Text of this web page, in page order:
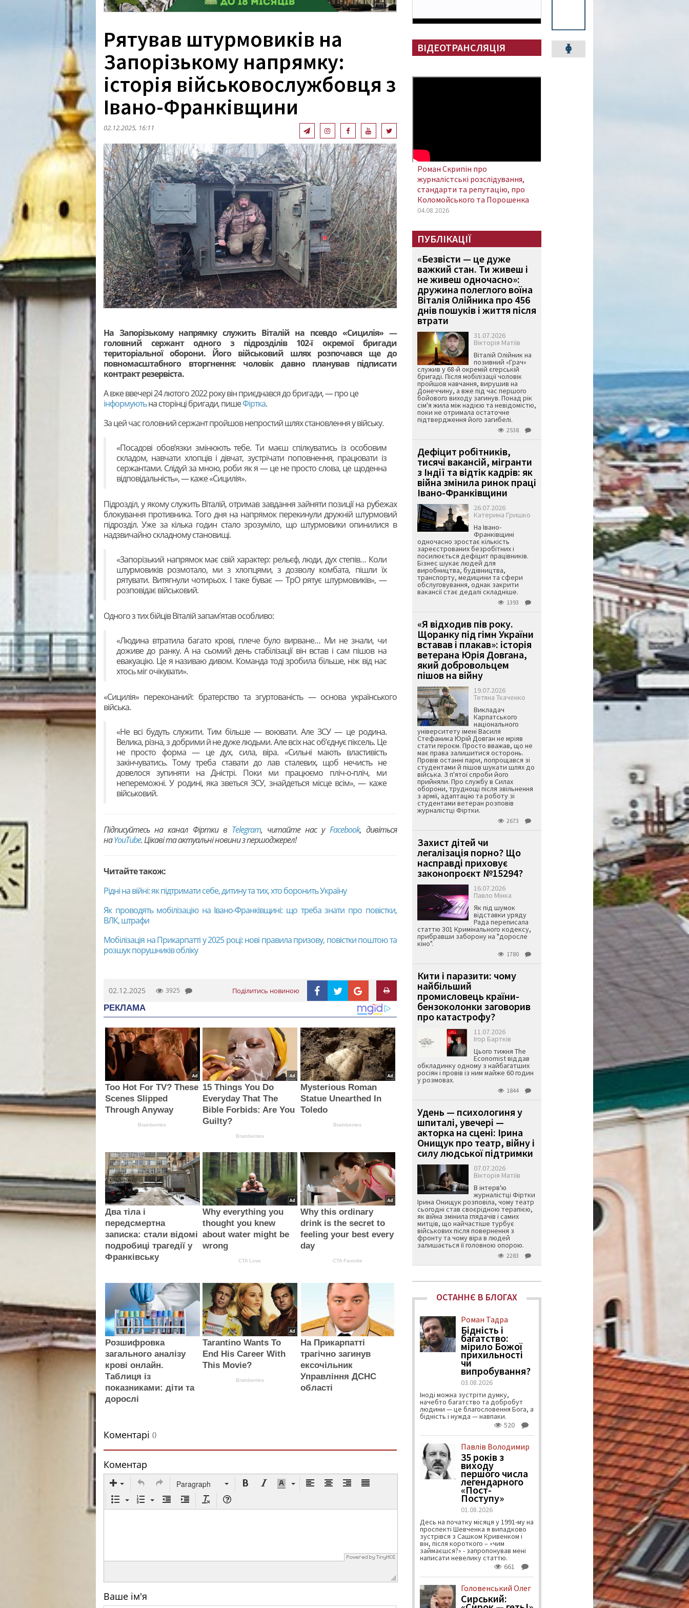
Рятував штурмовиків на
Запорізькому напрямку:
історія військовослужбовця з
Івано-Франківщини
02.12.2025, 16:11
На Запорізькому напрямку служить Віталій на псевдо «Сицилія» —
головний сержант одного з підрозділів 102-ї окремої бригади
територіальної оборони. Його військовий шлях розпочався ще до
повномасштабного вторгнення: чоловік давно планував підписати
контракт резервіста.
А вже ввечері 24 лютого 2022 року він приєднався до бригади, — про це
інформуютьна сторінці бригади, пишеФіртка.
За цей час головний сержант пройшов непростий шлях становлення у війську.
«Посадові обов’язки змінюють тебе. Ти маєш спілкуватись із особовим
складом, навчати хлопців і дівчат, зустрічати поповнення, працювати із
сержантами. Слідуй за мною, роби як я — це не просто слова, це щоденна
відповідальність», — каже «Сицилія».
Підрозділ, у якому служить Віталій, отримав завдання зайняти позиції на рубежах
блокування противника. Того дня на напрямок перекинули дружній штурмовий
підрозділ. Уже за кілька годин стало зрозуміло, що штурмовики опинилися в
надзвичайно складному становищі.
«Запорізький напрямок має свій характер: рельєф, люди, дух степів… Коли
штурмовиків розмотало, ми з хлопцями, з дозволу комбата, пішли їх
рятувати. Витягнули чотирьох. І таке буває — ТрО рятує штурмовиків», —
розповідає військовий.
Одного з тих бійців Віталій запам’ятав особливо:
«Людина втратила багато крові, плече було вирване… Ми не знали, чи
доживе до ранку. А на сьомий день стабілізації він встав і сам пішов на
евакуацію. Це я називаю дивом. Команда тоді зробила більше, ніж від нас
хтось міг очікувати».
«Сицилія» переконаний: братерство та згуртованість — основа українського
війська.
«Не всі будуть служити. Тим більше — воювати. Але ЗСУ — це родина.
Велика, різна, з добрими й не дуже людьми. Але всіх нас об’єднує піксель. Це
не просто форма — це дух, сила, віра. «Сильні мають властивість
закінчуватись. Тому треба ставати до лав сталевих, щоб нечисть не
довелося зупиняти на Дністрі. Поки ми працюємо пліч-о-пліч, ми
непереможні. У родині, яка зветься ЗСУ, знайдеться місце всім», — каже
військовий.
Підписуйтесь на канал Фіртки в Telegram, читайте нас у Facebook, дивіться
наYouTubе. Цікаві та актуальні новини з першоджерел!
Читайте також:
Рідні на війні: як підтримати себе, дитину та тих, хто боронить Україну
Як проводять мобілізацію на Івано-Франківщині: що треба знати про повістки,
ВЛК, штрафи
Мобілізація на Прикарпатті у 2025 році: нові правила призову, повістки поштою та
розшук порушників обліку
02.12.2025 3925 Поділитись новиною
РЕКЛАМА
Too Hot For TV? These
Scenes Slipped
Through Anyway
Brainberries
15 Things You Do
Everyday That The
Bible Forbids: Are You
Guilty?
Brainberries
Mysterious Roman
Statue Unearthed In
Toledo
Brainberries
Два тіла і
передсмертна
записка: стали відомі
подробиці трагедії у
Франківську
Why everything you
thought you knew
about water might be
wrong
CTA Love
Why this ordinary
drink is the secret to
feeling your best every
day
CTA Favorite
Розшифровка
загального аналізу
крові онлайн.
Таблиця із
показниками: діти та
дорослі
Tarantino Wants To
End His Career With
This Movie?
Brainberries
На Прикарпатті
трагічно загинув
ексочільник
Управління ДСНС
області
Коментарі ()
Коментар
Paragraph
Ваше ім'я
ВІДЕОТРАНСЛЯЦІЯ
Роман Скрипін про
журналістські розслідування,
стандарти та репутацію, про
Коломойського та Порошенка
04.08.2026
ПУБЛІКАЦІЇ
«Безвісти — це дуже
важкий стан. Ти живеш і
не живеш одночасно»:
дружина полеглого воїна
Віталія Олійника про 456
днів пошуків і життя після
втрати
31.07.2026
Вікторія Матіїв
Віталій Олійник на
позивний «Грач»
служив у 68-й окремій єгерській
бригаді. Після мобілізації чоловік
пройшов навчання, вирушив на
Донеччину, а вже під час першого
бойового виходу загинув. Понад рік
сім'я жила між надією та невідомістю,
поки не отримала остаточне
підтвердження його загибелі.
2538
Дефіцит робітників,
тисячі вакансій, мігранти
з Індії та відтік кадрів: як
війна змінила ринок праці
Івано-Франківщини
26.07.2026
Катерина Гришко
На Івано-
Франківщині
одночасно зростає кількість
зареєстрованих безробітних і
посилюється дефіцит працівників.
Бізнес шукає людей для
виробництва, будівництва,
транспорту, медицини та сфери
обслуговування, однак закрити
вакансії стає дедалі складніше.
1393
«Я відходив пів року.
Щоранку під гімн України
вставав і плакав»: історія
ветерана Юрія Довгана,
який добровольцем
пішов на війну
19.07.2026
Тетяна Ткаченко
Викладач
Карпатського
національного
університету імені Василя
Стефаника Юрій Довган не мріяв
стати героєм. Просто вважав, що не
має права залишитися осторонь.
Провів останні пари, попрощався зі
студентами й пішов шукати шлях до
війська. З п'ятої спроби його
прийняли. Про службу в Силах
оборони, труднощі після звільнення
з армії, адаптацію та роботу зі
студентами ветеран розповів
журналістці Фіртки.
2673
Захист дітей чи
легалізація порно? Що
насправді приховує
законопроєкт №15294?
16.07.2026
Павло Мінка
Як під шумок
відставки уряду
Рада переписала
статтю 301 Кримінального кодексу,
прибравши заборону на "доросле
кіно".
1780
Кити і паразити: чому
найбільший
промисловець країни-
бензоколонки заговорив
про катастрофу?
11.07.2026
Ігор Бартків
Цього тижня The
Economist віддав
обкладинку одному з найбагатших
росіян і провів із ним майже 60 годин
у розмовах.
1844
Удень — психологиня у
шпиталі, увечері —
акторка на сцені: Ірина
Онищук про театр, війну і
силу людської підтримки
07.07.2026
Вікторія Матіїв
В інтерв'ю
журналістці Фіртки
Ірина Онищук розповіла, чому театр
сьогодні став своєрідною терапією,
як війна змінила глядачів і самих
митців, що найчастіше турбує
військових після повернення з
фронту та чому віра в людей
залишається її головною опорою.
2283
ОСТАННЄ В БЛОГАХ
Роман Тадра
Бідність і
багатство:
мірило Божої
прихильності
чи
випробування?
03.08.2026
Іноді можна зустріти думку,
начебто багатство та добробут
людини — це благословення Бога, а
бідність і нужда — навпаки.
520
Павлів Володимир
35 років з
виходу
першого числа
легендарного
«Пост-
Поступу»
01.08.2026
Десь на початку місяця у 1991-му на
проспекті Шевченка я випадково
зустрівся з Сашком Кривенком і
він, після короткого – «чим
займаєшся?» - запропонував мені
написати невелику статтю.
661
Головенський Олег
Сирський: